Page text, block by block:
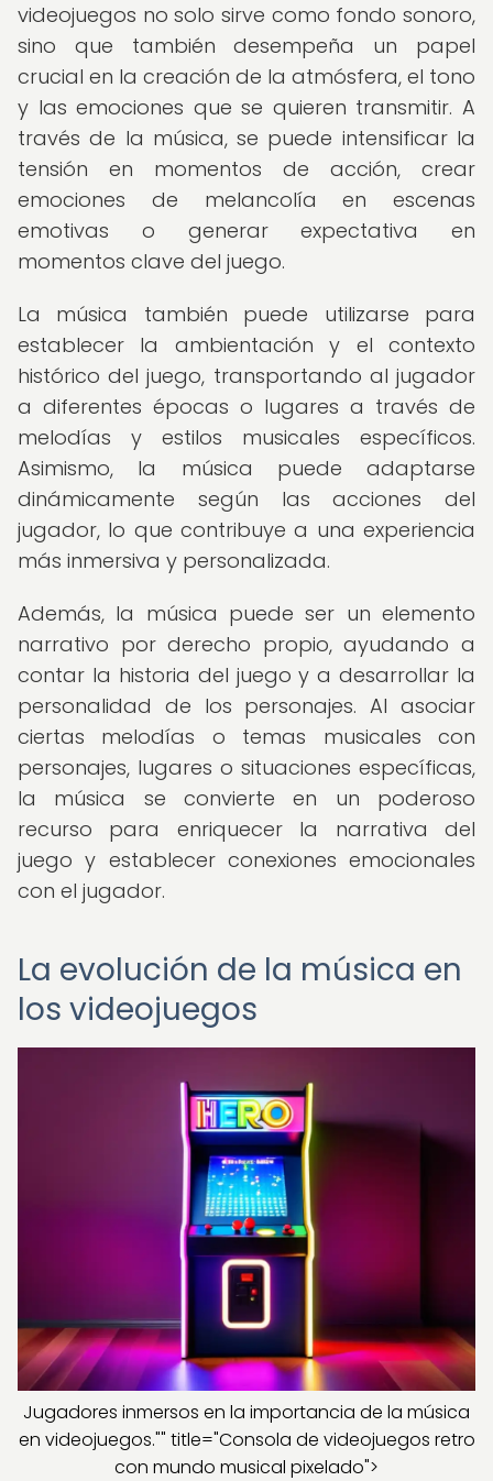
videojuegos no solo sirve como fondo sonoro,
sino que también desempeña un papel
crucial en la creación de la atmósfera, el tono
y las emociones que se quieren transmitir. A
través de la música, se puede intensificar la
tensión en momentos de acción, crear
emociones de melancolía en escenas
emotivas o generar expectativa en
momentos clave del juego.
La música también puede utilizarse para
establecer la ambientación y el contexto
histórico del juego, transportando al jugador
a diferentes épocas o lugares a través de
melodías y estilos musicales específicos.
Asimismo, la música puede adaptarse
dinámicamente según las acciones del
jugador, lo que contribuye a una experiencia
más inmersiva y personalizada.
Además, la música puede ser un elemento
narrativo por derecho propio, ayudando a
contar la historia del juego y a desarrollar la
personalidad de los personajes. Al asociar
ciertas melodías o temas musicales con
personajes, lugares o situaciones específicas,
la música se convierte en un poderoso
recurso para enriquecer la narrativa del
juego y establecer conexiones emocionales
con el jugador.
La evolución de la música en
los videojuegos
Jugadores inmersos en la importancia de la música
en videojuegos."" title="Consola de videojuegos retro
con mundo musical pixelado">